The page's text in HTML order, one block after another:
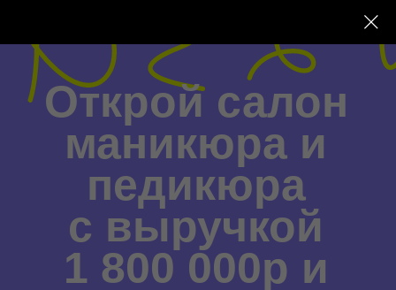
Открой салон
маникюра и
педикюра
с выручкой
1 800 000р и
окупаемостью
1,5 года